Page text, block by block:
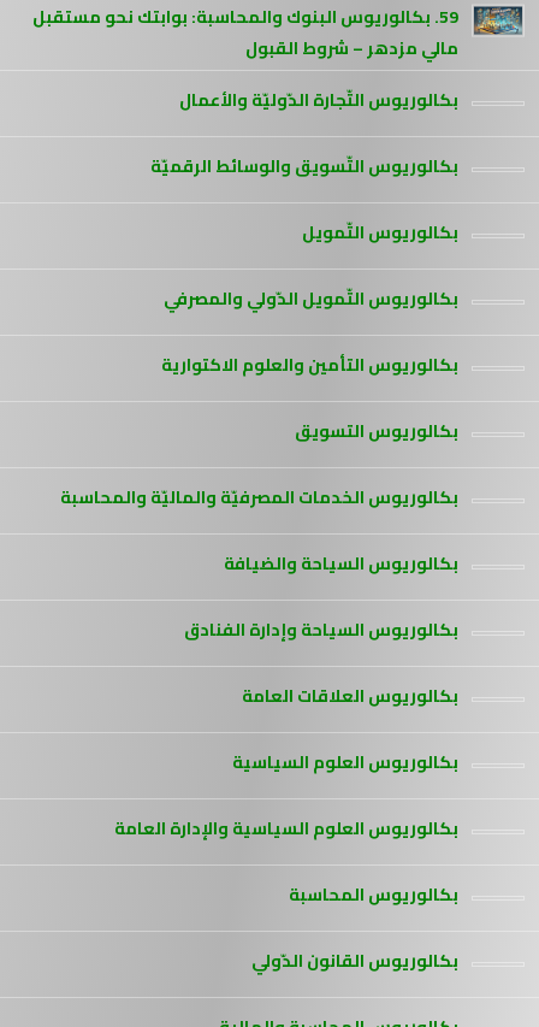
59. بكالوريوس البنوك والمحاسبة: بوابتك نحو مستقبل
مالي مزدهر – شروط القبول
بكالوريوس التّجارة الدّوليّة والأعمال
بكالوريوس التّسويق والوسائط الرقميّة
بكالوريوس التّمويل
بكالوريوس التّمويل الدّولي والمصرفي
بكالوريوس التأمين والعلوم الاكتوارية
بكالوريوس التسويق
بكالوريوس الخدمات المصرفيّة والماليّة والمحاسبة
بكالوريوس السياحة والضيافة
بكالوريوس السياحة وإدارة الفنادق
بكالوريوس العلاقات العامة
بكالوريوس العلوم السياسية
بكالوريوس العلوم السياسية والإدارة العامة
بكالوريوس المحاسبة
بكالوريوس القانون الدّولي